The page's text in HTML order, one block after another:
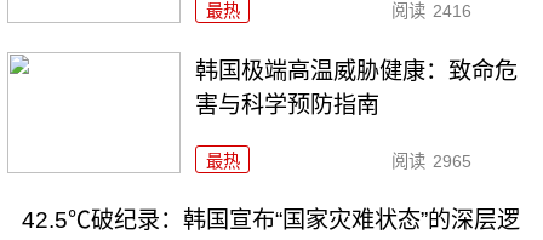
最热 阅读 2416
韩国极端高温威胁健康：致命危
害与科学预防指南
最热 阅读 2965
42.5℃破纪录：韩国宣布“国家灾难状态”的深层逻